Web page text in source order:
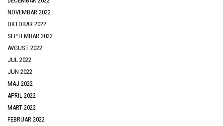
NOVEMBAR 2022
OKTOBAR 2022
SEPTEMBAR 2022
AVGUST 2022
JUL 2022
JUN 2022
MAJ 2022
APRIL 2022
MART 2022
FEBRUAR 2022